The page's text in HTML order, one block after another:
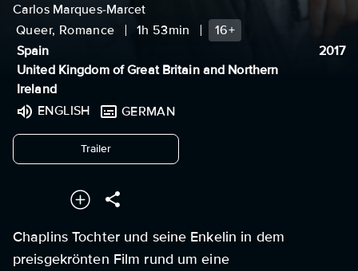
Carlos Marques-Marcet
Queer, Romance
1h 53min
16+
Spain
United Kingdom of Great Britain and Northern
Ireland
2017
ENGLISH GERMAN
Trailerundefined
Chaplins Tochter und seine Enkelin in dem
preisgekrönten Film rund um eine